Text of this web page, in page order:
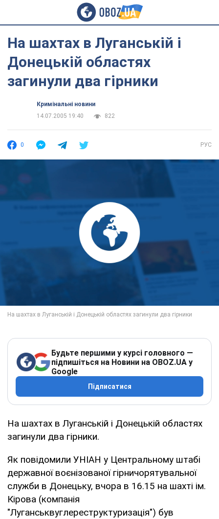
На шахтах в Луганській і
Донецькій областях
загинули два гірники
Кримінальні новини
14.07.2005 19:40
822
0 РУС
Будьте першими у курсі головного —
підпишіться на Новини на OBOZ.UA у
Google
Підписатися
На шахтах в Луганській і Донецькій областях
загинули два гірники.
Як повідомили УНІАН у Центральному штабі
державної воєнізованої гірничорятувальної
служби в Донецьку, вчора в 16.15 на шахті ім.
Кірова (компанія
"Луганськвуглереструктуризація") був